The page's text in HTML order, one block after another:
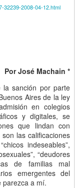
32239-2008-04-12.html
Por José Machain *
la sanción por parte
Aires de la ley
en colegios
y digitales, se
que lindan con
las calificaciones
indeseables”,
“deudores
de familias mal
emergentes del
parezca a mí.